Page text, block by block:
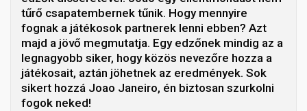
tűrő csapatembernek tűnik. Hogy mennyire
fognak a játékosok partnerek lenni ebben? Azt
majd a jövő megmutatja. Egy edzőnek mindig az a
legnagyobb siker, hogy közös nevezőre hozza a
játékosait, aztán jöhetnek az eredmények. Sok
sikert hozzá Joao Janeiro, én biztosan szurkolni
fogok neked!